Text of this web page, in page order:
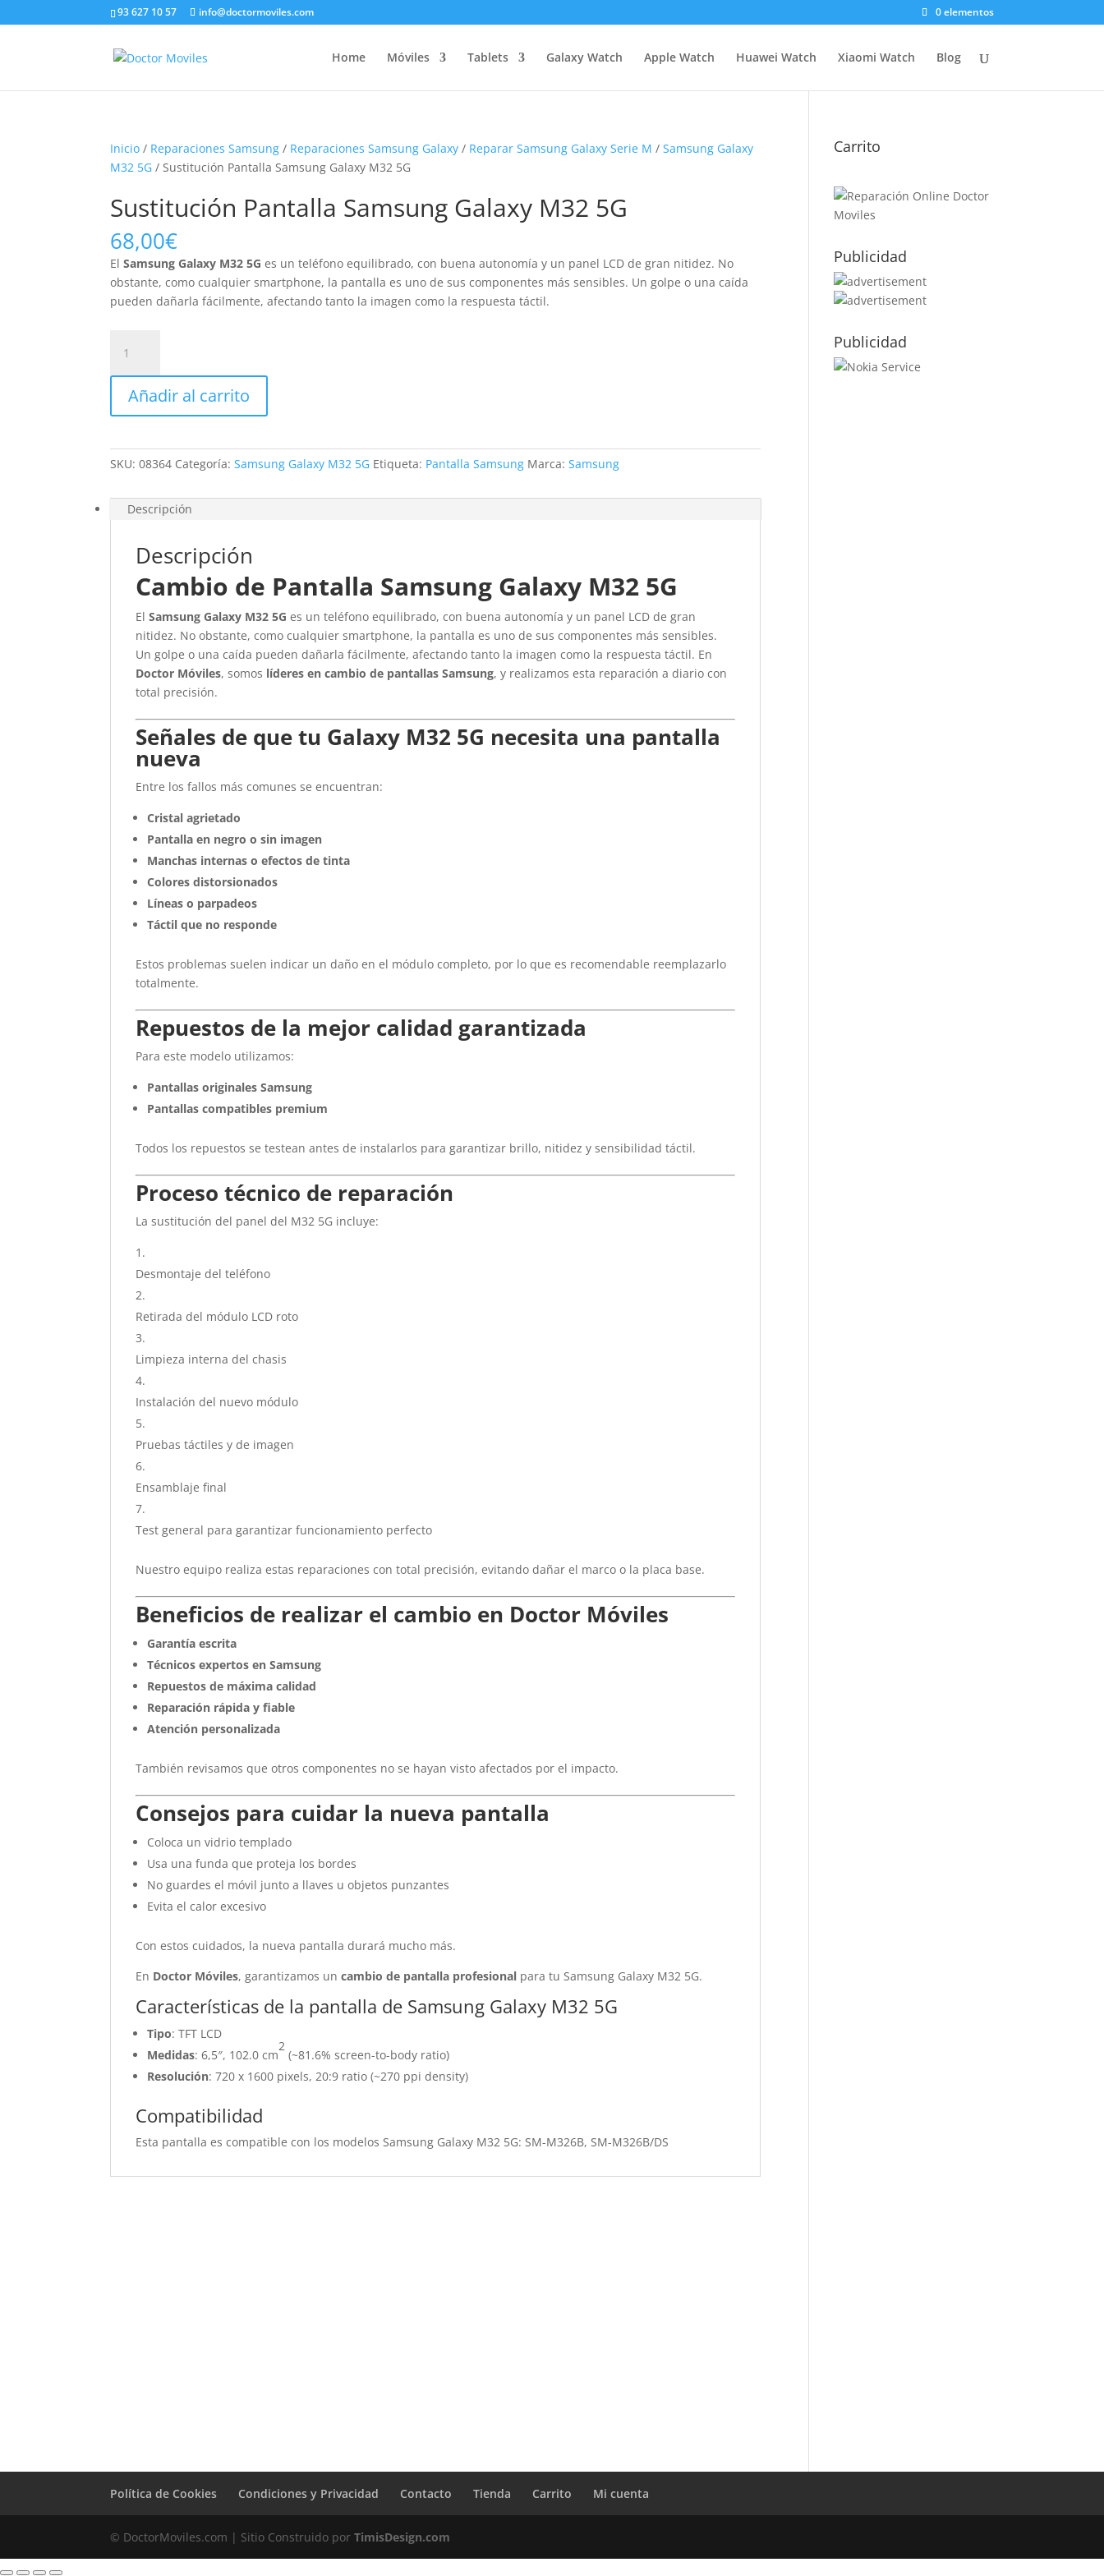
93 627 10 57 info@doctormoviles.com 0 elementos
Home Móviles Tablets Galaxy Watch Apple Watch Huawei Watch Xiaomi Watch Blog
Inicio / Reparaciones Samsung / Reparaciones Samsung Galaxy / Reparar Samsung Galaxy Serie M /Samsung Galaxy
M32 5G / Sustitución Pantalla Samsung Galaxy M32 5G
Sustitución Pantalla Samsung Galaxy M32 5G
68,00€
ElSamsung Galaxy M32 5G es un teléfono equilibrado, con buena autonomía y un panel LCD de gran nitidez. No
obstante, como cualquier smartphone, la pantalla es uno de sus componentes más sensibles. Un golpe o una caída
pueden dañarla fácilmente, afectando tanto la imagen como la respuesta táctil.
Pantalla
Samsung
Galaxy
M32
cantidad
Añadir al carrito
SKU:08364 Categoría:Samsung Galaxy M32 5G Etiqueta: Pantalla Samsung Marca:Samsung
Descripción
Descripción
Cambio de Pantalla Samsung Galaxy M32 5G
ElSamsung Galaxy M32 5G es un teléfono equilibrado, con buena autonomía y un panel LCD de gran
nitidez. No obstante, como cualquier smartphone, la pantalla es uno de sus componentes más sensibles.
Un golpe o una caída pueden dañarla fácilmente, afectando tanto la imagen como la respuesta táctil. En
Doctor Móviles, somos líderes en cambio de pantallas Samsung, y realizamos esta reparación a diario con
total precisión.
Señales de que tu Galaxy M32 5G necesita una pantalla
nueva
Entre los fallos más comunes se encuentran:
Cristal agrietado
Pantalla en negro o sin imagen
Manchas internas o efectos de tinta
Colores distorsionados
Líneas o parpadeos
Táctil que no responde
Estos problemas suelen indicar un daño en el módulo completo, por lo que es recomendable reemplazarlo
totalmente.
Repuestos de la mejor calidad garantizada
Para este modelo utilizamos:
Pantallas originales Samsung
Pantallas compatibles premium
Todos los repuestos se testean antes de instalarlos para garantizar brillo, nitidez y sensibilidad táctil.
Proceso técnico de reparación
La sustitución del panel del M32 5G incluye:
Desmontaje del teléfono
Retirada del módulo LCD roto
Limpieza interna del chasis
Instalación del nuevo módulo
Pruebas táctiles y de imagen
Ensamblaje final
Test general para garantizar funcionamiento perfecto
Nuestro equipo realiza estas reparaciones con total precisión, evitando dañar el marco o la placa base.
Beneficios de realizar el cambio en Doctor Móviles
Garantía escrita
Técnicos expertos en Samsung
Repuestos de máxima calidad
Reparación rápida y fiable
Atención personalizada
También revisamos que otros componentes no se hayan visto afectados por el impacto.
Consejos para cuidar la nueva pantalla
Coloca un vidrio templado
Usa una funda que proteja los bordes
No guardes el móvil junto a llaves u objetos punzantes
Evita el calor excesivo
Con estos cuidados, la nueva pantalla durará mucho más.
En Doctor Móviles, garantizamos uncambio de pantalla profesional para tu Samsung Galaxy M32 5G.
Características de la pantalla de Samsung Galaxy M32 5G
Tipo: TFT LCD
Medidas: 6,5″, 102.0 cm
2
(~81.6% screen-to-body ratio)
Resolución: 720 x 1600 pixels, 20:9 ratio (~270 ppi density)
Compatibilidad
Esta pantalla es compatible con los modelos Samsung Galaxy M32 5G: SM-M326B, SM-M326B/DS
Carrito
Publicidad
Publicidad
Política de Cookies Condiciones y Privacidad Contacto Tienda Carrito Mi cuenta
© DoctorMoviles.com | Sitio Construido porTimisDesign.com